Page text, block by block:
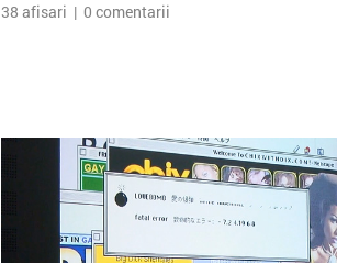
38 afisari | 0 comentarii